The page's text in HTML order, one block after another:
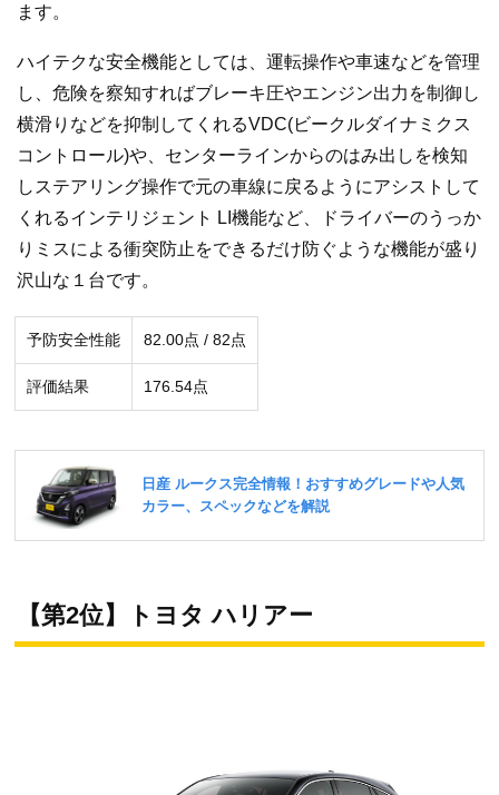
ます。
ハイテクな安全機能としては、運転操作や車速などを管理
し、危険を察知すればブレーキ圧やエンジン出力を制御し
横滑りなどを抑制してくれるVDC(ビークルダイナミクス
コントロール)や、センターラインからのはみ出しを検知
しステアリング操作で元の車線に戻るようにアシストして
くれるインテリジェント LI機能など、ドライバーのうっか
りミスによる衝突防止をできるだけ防ぐような機能が盛り
沢山な１台です。
予防安全性能 82.00点 / 82点
評価結果 176.54点
【第2位】トヨタ ハリアー